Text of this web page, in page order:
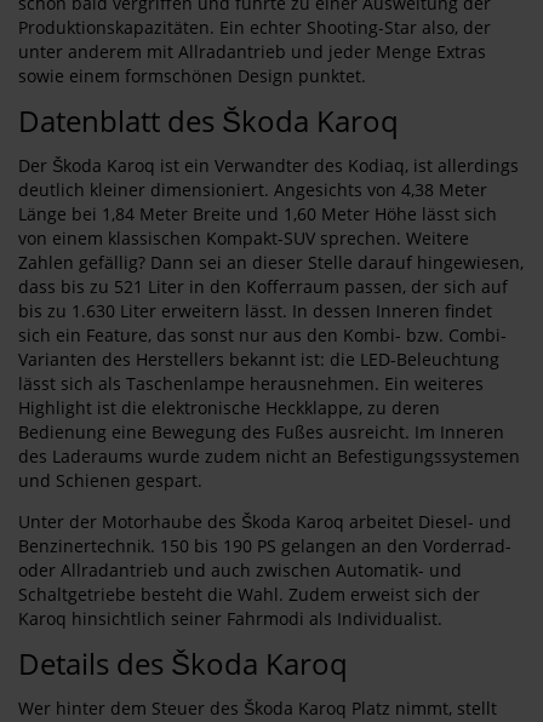
Produktionskapazitäten. Ein echter Shooting-Star also, der
unter anderem mit Allradantrieb und jeder Menge Extras
sowie einem formschönen Design punktet.
Datenblatt des Škoda Karoq
Der Škoda Karoq ist ein Verwandter des Kodiaq, ist allerdings
deutlich kleiner dimensioniert. Angesichts von 4,38 Meter
Länge bei 1,84 Meter Breite und 1,60 Meter Höhe lässt sich
von einem klassischen Kompakt-SUV sprechen. Weitere
Zahlen gefällig? Dann sei an dieser Stelle darauf hingewiesen,
dass bis zu 521 Liter in den Kofferraum passen, der sich auf
bis zu 1.630 Liter erweitern lässt. In dessen Inneren findet
sich ein Feature, das sonst nur aus den Kombi- bzw. Combi-
Varianten des Herstellers bekannt ist: die LED-Beleuchtung
lässt sich als Taschenlampe herausnehmen. Ein weiteres
Highlight ist die elektronische Heckklappe, zu deren
Bedienung eine Bewegung des Fußes ausreicht. Im Inneren
des Laderaums wurde zudem nicht an Befestigungssystemen
und Schienen gespart.
Unter der Motorhaube des Škoda Karoq arbeitet Diesel- und
Benzinertechnik. 150 bis 190 PS gelangen an den Vorderrad-
oder Allradantrieb und auch zwischen Automatik- und
Schaltgetriebe besteht die Wahl. Zudem erweist sich der
Karoq hinsichtlich seiner Fahrmodi als Individualist.
Details des Škoda Karoq
Wer hinter dem Steuer des Škoda Karoq Platz nimmt, stellt